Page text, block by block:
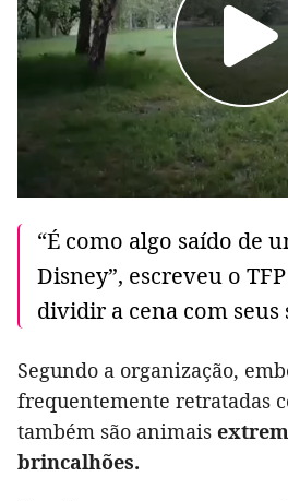
“É como algo saído de
Disney”, escreveu o
dividir a cena com seus
Segundo a organização,
frequentemente retratadas
também são animais
brincalhões.